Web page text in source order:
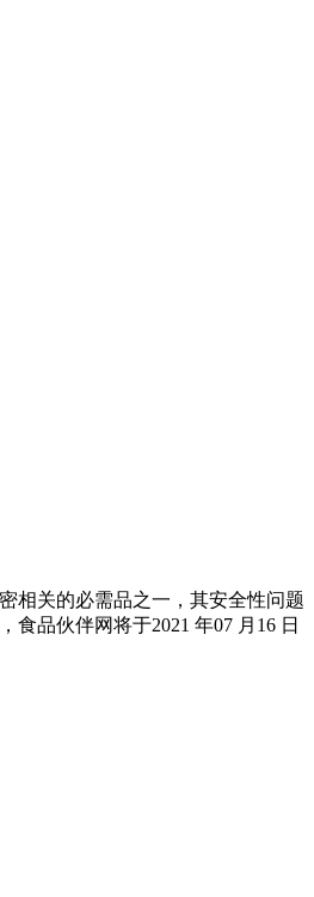
相关的必需品之一，其安全性问题
品伙伴网将于2021 年07 月16 日